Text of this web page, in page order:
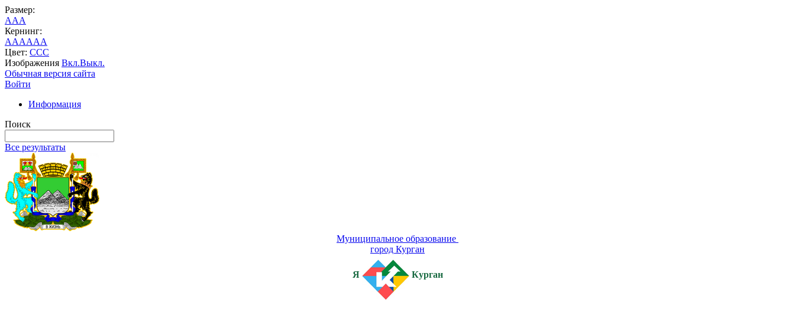
Размер:
AAA
Кернинг:
AAAAAA
Цвет: CCC
Изображения Вкл.Выкл.
Обычная версия сайта
Войти
Информация
Поиск
Все результаты
Муниципальное образование
город Курган
Я Курган